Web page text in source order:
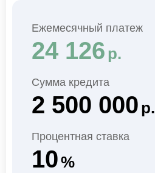
Ежемесячный платеж
24 126 р.
Сумма кредита
2 500 000 р.
Процентная ставка
10%